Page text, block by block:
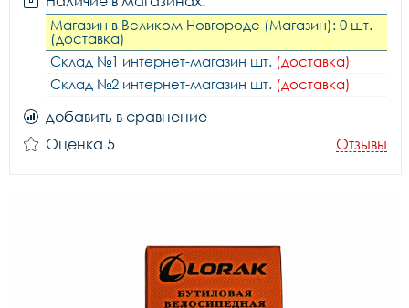
Магазин в Великом Новгороде (Магазин): 0 шт.
(доставка)
Склад №1 интернет-магазин шт. (доставка)
Склад №2 интернет-магазин шт. (доставка)
добавить в сравнение
Оценка 5
Отзывы